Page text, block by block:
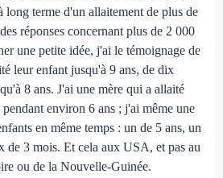
long terme d'un allaitement de plus de
réponses concernant plus de 2 000
une petite idée, j'ai le témoignage de
leur enfant jusqu'à 9 ans, de dix
8 ans. J'ai une mère qui a allaité
pendant environ 6 ans ; j'ai même une
en même temps : un de 5 ans, un
de 3 mois. Et cela aux USA, et pas au
ou de la Nouvelle-Guinée.